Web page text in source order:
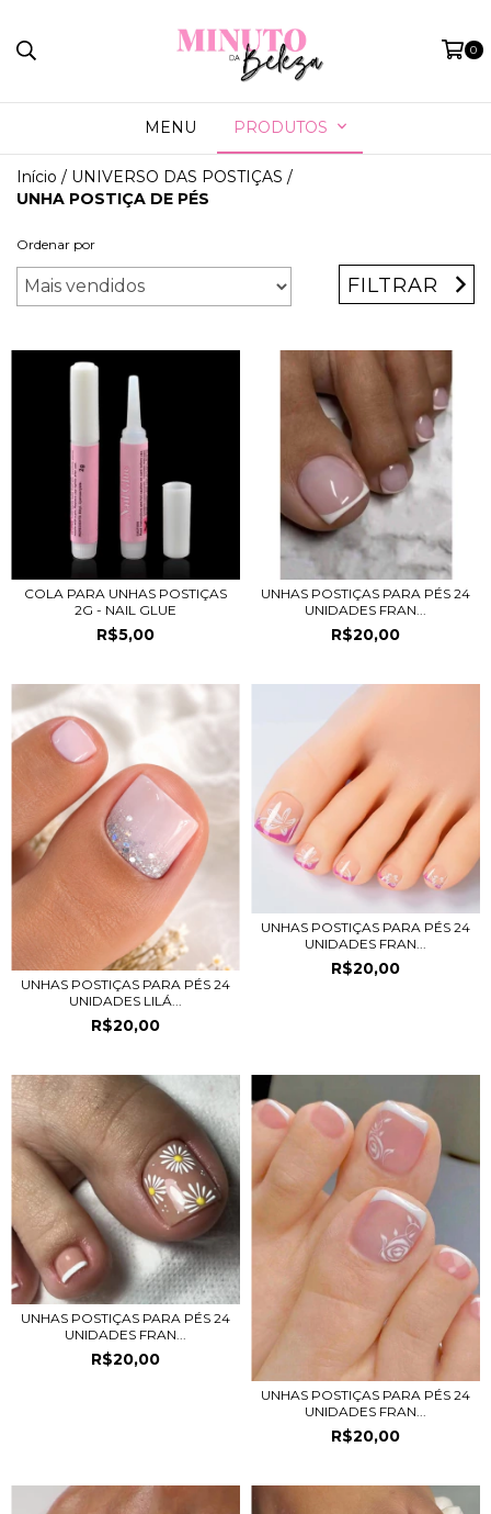
0
MENU PRODUTOS
Início / UNIVERSO DAS POSTIÇAS /
UNHA POSTIÇA DE PÉS
Ordenar por
FILTRAR
COLA PARA UNHAS POSTIÇAS
2G - NAIL GLUE
R$5,00
UNHAS POSTIÇAS PARA PÉS 24
UNIDADES FRAN...
R$20,00
UNHAS POSTIÇAS PARA PÉS 24
UNIDADES LILÁ...
R$20,00
UNHAS POSTIÇAS PARA PÉS 24
UNIDADES FRAN...
R$20,00
UNHAS POSTIÇAS PARA PÉS 24
UNIDADES FRAN...
R$20,00
UNHAS POSTIÇAS PARA PÉS 24
UNIDADES FRAN...
R$20,00